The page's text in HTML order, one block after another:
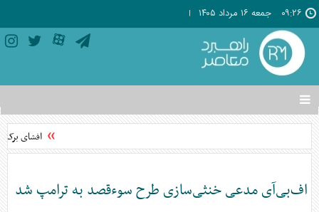
۰۹:۲۶ جمعه ۱۶ مرداد ۱۴۰۵
تغییر
وضعیت
منوی
ها
افشای
اف‌بی‌آی مدعی خنثی‌سازی طرح سوءقصد به ترامپ شد